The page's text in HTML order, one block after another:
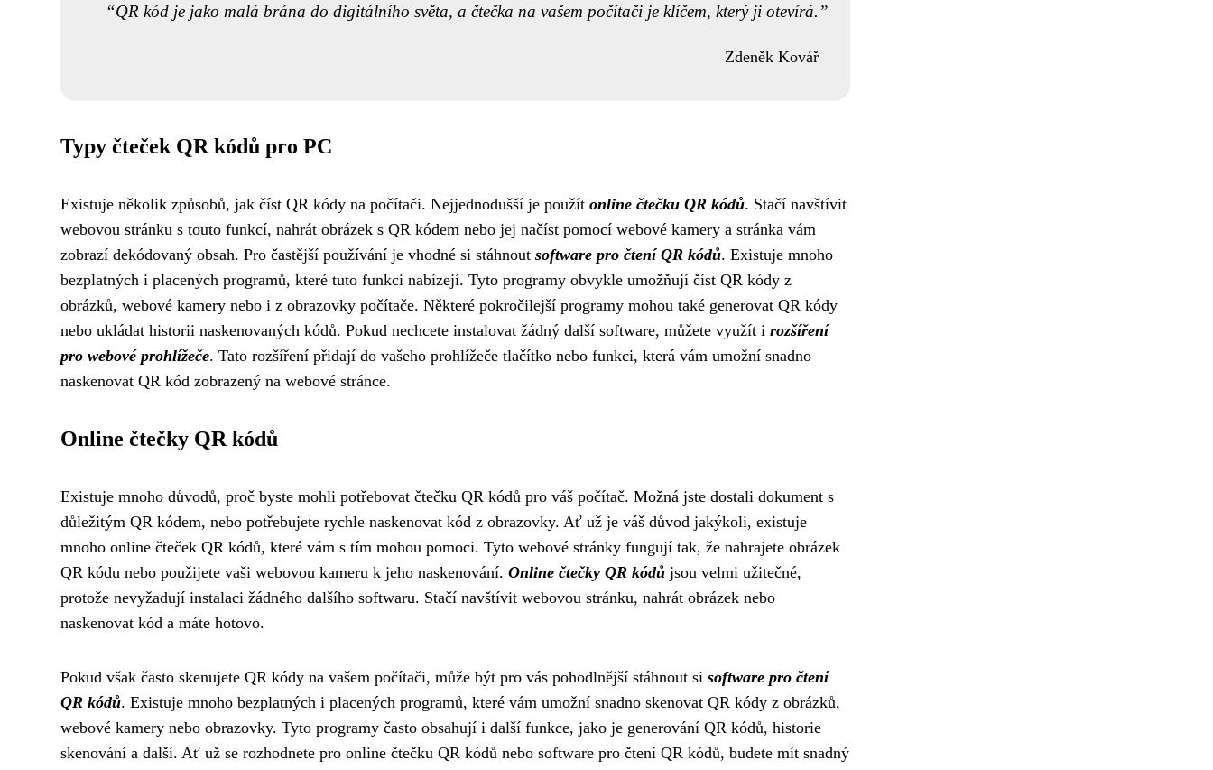
QR kód je jako malá brána do digitálního světa, a čtečka na vašem počítači je klíčem, který ji otevírá.
Zdeněk Kovář
Typy čteček QR kódů pro PC
Existuje několik způsobů, jak číst QR kódy na počítači. Nejjednodušší je použít online čtečku QR kódů. Stačí navštívit
webovou stránku s touto funkcí, nahrát obrázek s QR kódem nebo jej načíst pomocí webové kamery a stránka vám
zobrazí dekódovaný obsah. Pro častější používání je vhodné si stáhnout software pro čtení QR kódů. Existuje mnoho
bezplatných i placených programů, které tuto funkci nabízejí. Tyto programy obvykle umožňují číst QR kódy z
obrázků, webové kamery nebo i z obrazovky počítače. Některé pokročilejší programy mohou také generovat QR kódy
nebo ukládat historii naskenovaných kódů. Pokud nechcete instalovat žádný další software, můžete využít i rozšíření
pro webové prohlížeče. Tato rozšíření přidají do vašeho prohlížeče tlačítko nebo funkci, která vám umožní snadno
naskenovat QR kód zobrazený na webové stránce.
Online čtečky QR kódů
Existuje mnoho důvodů, proč byste mohli potřebovat čtečku QR kódů pro váš počítač. Možná jste dostali dokument s
důležitým QR kódem, nebo potřebujete rychle naskenovat kód z obrazovky. Ať už je váš důvod jakýkoli, existuje
mnoho online čteček QR kódů, které vám s tím mohou pomoci. Tyto webové stránky fungují tak, že nahrajete obrázek
QR kódu nebo použijete vaši webovou kameru k jeho naskenování. Online čtečky QR kódů jsou velmi užitečné,
protože nevyžadují instalaci žádného dalšího softwaru. Stačí navštívit webovou stránku, nahrát obrázek nebo
naskenovat kód a máte hotovo.
Pokud však často skenujete QR kódy na vašem počítači, může být pro vás pohodlnější stáhnout si software pro čtení
QR kódů. Existuje mnoho bezplatných i placených programů, které vám umožní snadno skenovat QR kódy z obrázků,
webové kamery nebo obrazovky. Tyto programy často obsahují i další funkce, jako je generování QR kódů, historie
skenování a další. Ať už se rozhodnete pro online čtečku QR kódů nebo software pro čtení QR kódů, budete mít snadný